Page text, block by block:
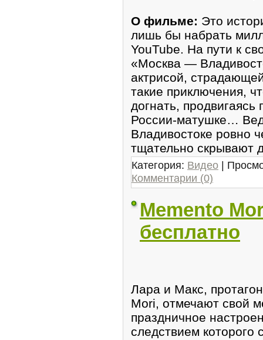
О фильме: Это
лишь бы набрать
YouTube. На пути к
«Москва —
актрисой,
такие приключения,
догнать,
России-матушке…
Владивостоке ровно
тщательно скрывают
Категория: Видео |
Комментарии (0)
Memento
бесплатно
Лара и Макс,
Mori, отмечают свой
праздничное
следствием